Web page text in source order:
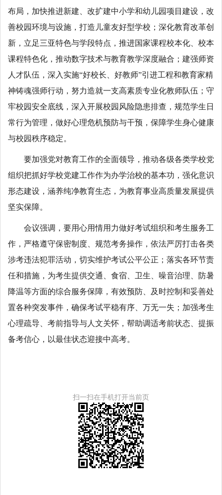
布局，加快推进新建、改扩建中小学和幼儿园项目建设，改
善校园环境与设施，打造儿童友好型学校；深化教育改革创
新，立足三亚特色与学段特点，推进国家课程校本化、校本
课程特色化，推动数字技术与教育教学深度融合；建强师资
人才队伍，深入实施“好校长、好教师”引进工程和教育家精
神铸魂强师行动，努力造就一支高素质专业化教师队伍；守
牢校园安全底线，深入开展校园风险隐患排查，规范学生日
常行为管理，做好心理危机预防与干预，保障学生身心健康
与校园秩序稳定。
要加强党对教育工作的全面领导，推动各级各类学校党
组织把抓好学校党建工作作为办学治校的基本功，强化意识
形态建设，涵养纯净教育生态，为教育事业高质量发展提供
坚实保障。
会议强调，要用心用情用力做好考试组织和考生服务工
作，严格遵守保密制度、规范考务操作，依法严厉打击各类
涉考违法犯罪活动，切实维护考试公平公正；落实各环节责
任和措施，为考生提供交通、食宿、卫生、噪音治理、防暑
降温等方面的综合服务保障，有效预防、及时控制和妥善处
置各种突发事件，确保考试平稳有序、万无一失；加强考生
心理疏导、考前指导与人文关怀，帮助调适考前状态、提振
备考信心，以最佳状态迎接中高考。
扫一扫在手机打开当前页